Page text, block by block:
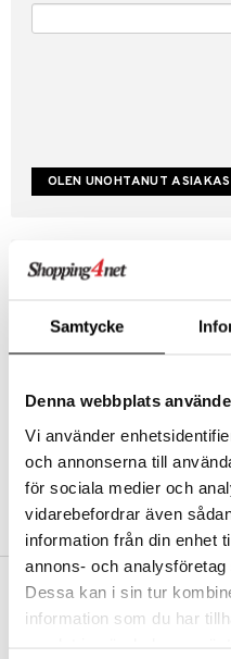
Samtycke
Denna webbplats
Vi använder
och annonserna till
för sociala medier och
vidarebefordrar även
information från din enhet
annons- och
Dessa kan i sin tur
information som du har
Luo uusi asiakas
Tilauksen tila & historiikki
Kestotilaus
Arvostele tuotteita
Toivelistat
LUO ASIAKAS
ILMAINEN